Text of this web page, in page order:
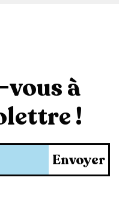
à
!
Envoyer